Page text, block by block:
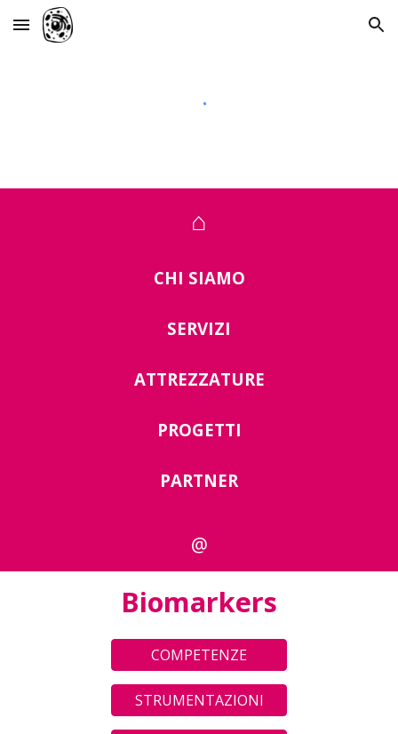
Skip to main content Skip to navigation
⌂
CHI SIAMO
SERVIZI
ATTREZZATURE
PROGETTI
PARTNER
@
Biomarkers
COMPETENZE
STRUMENTAZIONI